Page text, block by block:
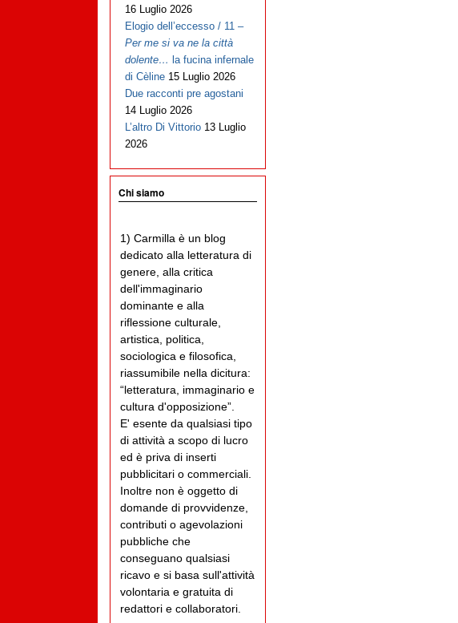
16 Luglio 2026
Elogio dell’eccesso / 11 –
Per me si va ne la città
dolente… la fucina infernale
di Cèline 15 Luglio 2026
Due racconti pre agostani
14 Luglio 2026
L’altro Di Vittorio 13 Luglio
2026
Chi siamo
1) Carmilla è un blog
dedicato alla letteratura di
genere, alla critica
dell'immaginario
dominante e alla
riflessione culturale,
artistica, politica,
sociologica e filosofica,
riassumibile nella dicitura:
“letteratura, immaginario e
cultura d'opposizione”.
E' esente da qualsiasi tipo
di attività a scopo di lucro
ed è priva di inserti
pubblicitari o commerciali.
Inoltre non è oggetto di
domande di provvidenze,
contributi o agevolazioni
pubbliche che
conseguano qualsiasi
ricavo e si basa sull'attività
volontaria e gratuita di
redattori e collaboratori.